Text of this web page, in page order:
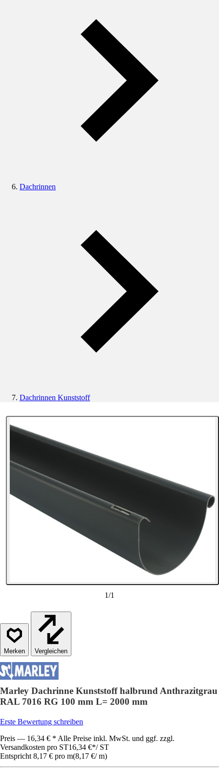
Dachrinnen
Dachrinnen Kunststoff
1/1
Vergleichen
Marley Dachrinne Kunststoff halbrund Anthrazitgrau
RAL 7016 RG 100 mm L= 2000 mm
Erste Bewertung schreiben
Preis — 16,34 € * Alle Preise inkl. MwSt. und ggf. zzgl.
Versandkosten pro ST16,34 €*/ ST
Entspricht 8,17 € pro m(8,17 €/ m)